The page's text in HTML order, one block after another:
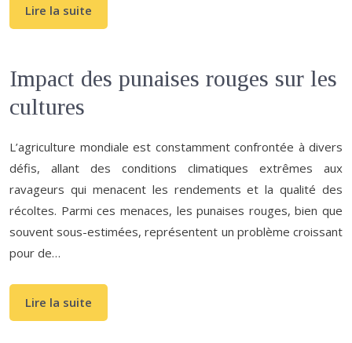
Lire la suite
Impact des punaises rouges sur les
cultures
L’agriculture mondiale est constamment confrontée à divers
défis, allant des conditions climatiques extrêmes aux
ravageurs qui menacent les rendements et la qualité des
récoltes. Parmi ces menaces, les punaises rouges, bien que
souvent sous-estimées, représentent un problème croissant
pour de…
Lire la suite